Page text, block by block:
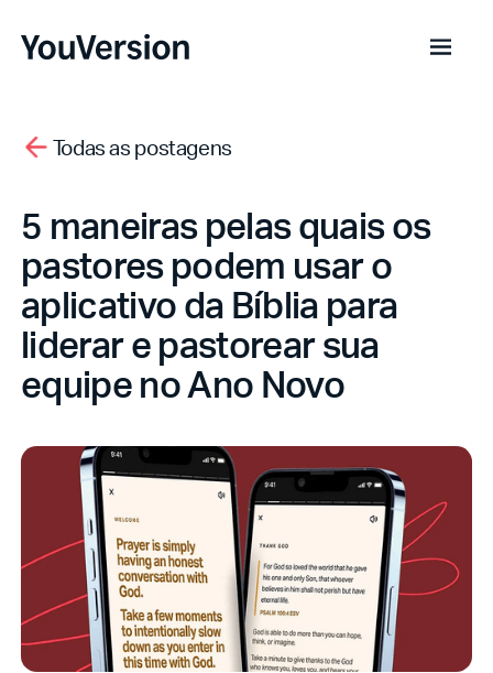
Todas as postagens
5 maneiras pelas quais os
pastores podem usar o
aplicativo da Bíblia para
liderar e pastorear sua
equipe no Ano Novo